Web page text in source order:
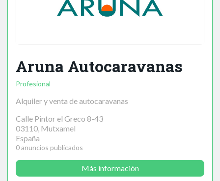
Aruna Autocaravanas
Profesional
Alquiler y venta de autocaravanas
Calle Pintor el Greco 8-43
03110, Mutxamel
España
0 anuncios publicados
Más información